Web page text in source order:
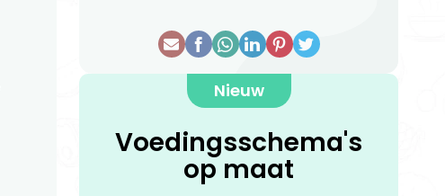
Nieuw
Voedingsschema's
op maat